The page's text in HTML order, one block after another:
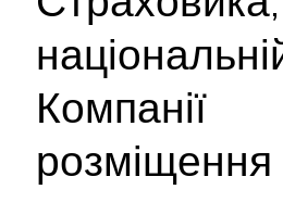
розміщення